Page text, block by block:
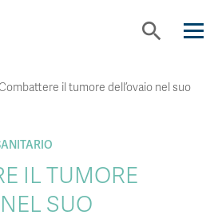
search
il tumore dell’ovaio nel suo
IL TUMORE
SUO